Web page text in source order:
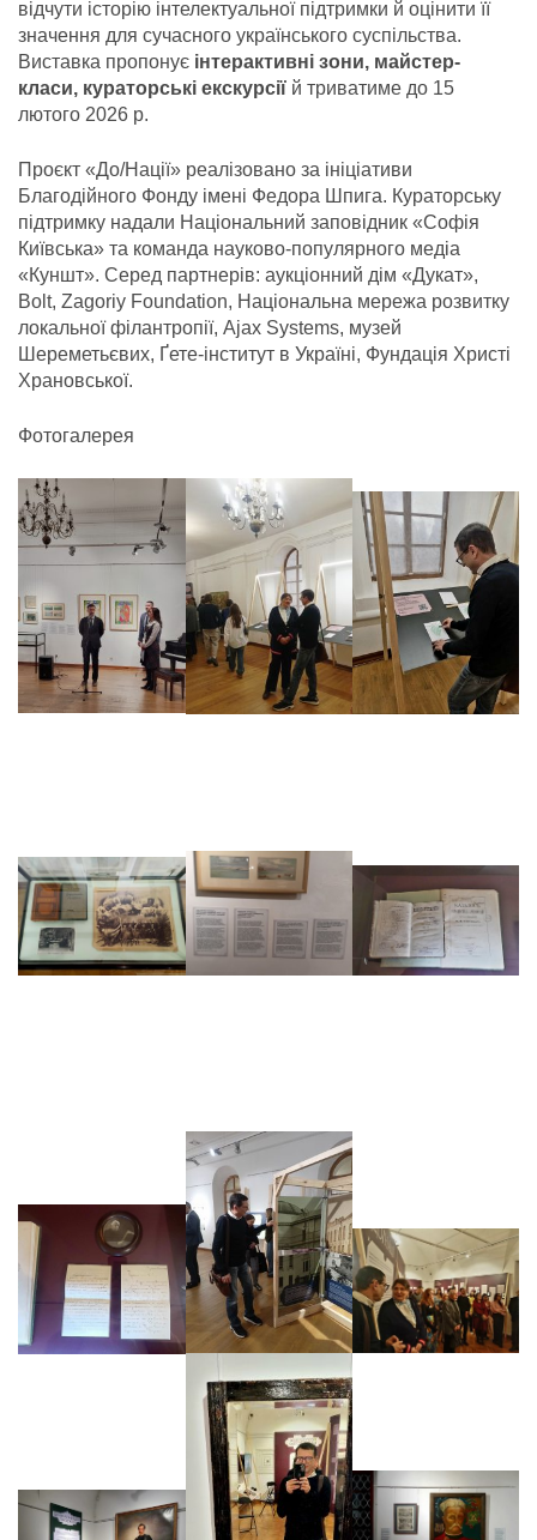
відчути історію інтелектуальної підтримки й оцінити її
значення для сучасного українського суспільства.
Виставка пропонує інтерактивні зони, майстер-
класи, кураторські екскурсії й триватиме до 15
лютого 2026 р.
Проєкт «До/Нації» реалізовано за ініціативи
Благодійного Фонду імені Федора Шпига. Кураторську
підтримку надали Національний заповідник «Софія
Київська» та команда науково-популярного медіа
«Куншт». Серед партнерів: аукціонний дім «Дукат»,
Bolt, Zagoriy Foundation, Національна мережа розвитку
локальної філантропії, Ajax Systems, музей
Шереметьєвих, Ґете-інститут в Україні, Фундація Христі
Храновської.
Фотогалерея